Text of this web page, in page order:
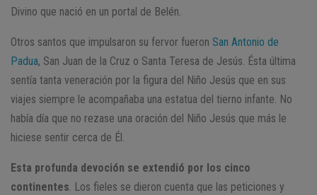
Divino que nació en un portal de Belén.
Otros santos que impulsaron su fervor fueron San Antonio de
Padua, San Juan de la Cruz o Santa Teresa de Jesús. Ésta última
sentía tanta veneración por la figura del Niño Jesús que en sus
viajes siempre le acompañaba una estatua del tierno infante. No
había día que no rezase una oración del Niño Jesús que más le
hiciese sentir cerca de Él.
Esta profunda devoción se extendió por los cinco
continentes . Los fieles se dieron cuenta que las peticiones y